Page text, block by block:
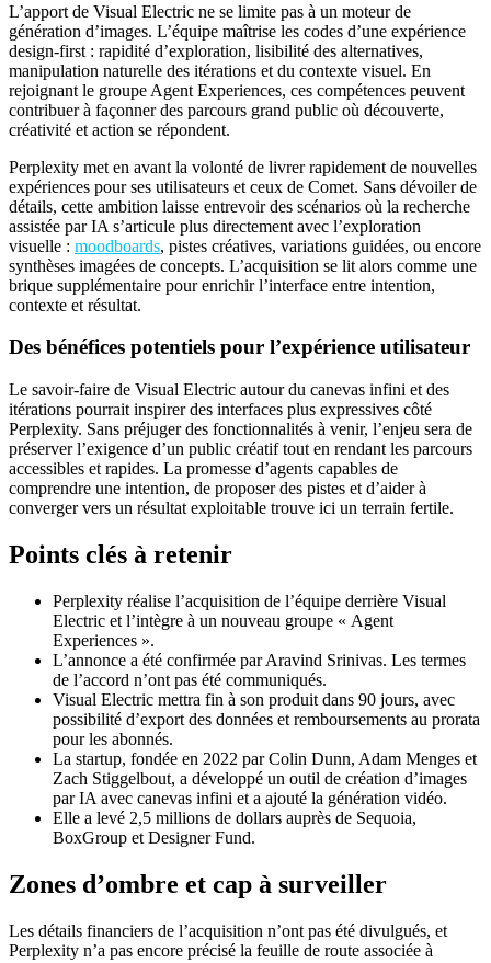
L’apport de Visual Electric ne se limite pas à un moteur de
génération d’images. L’équipe maîtrise les codes d’une expérience
design-first : rapidité d’exploration, lisibilité des alternatives,
manipulation naturelle des itérations et du contexte visuel. En
rejoignant le groupe Agent Experiences, ces compétences peuvent
contribuer à façonner des parcours grand public où découverte,
créativité et action se répondent.
Perplexity met en avant la volonté de livrer rapidement de nouvelles
expériences pour ses utilisateurs et ceux de Comet. Sans dévoiler de
détails, cette ambition laisse entrevoir des scénarios où la recherche
assistée par IA s’articule plus directement avec l’exploration
visuelle : moodboards, pistes créatives, variations guidées, ou encore
synthèses imagées de concepts. L’acquisition se lit alors comme une
brique supplémentaire pour enrichir l’interface entre intention,
contexte et résultat.
Des bénéfices potentiels pour l’expérience utilisateur
Le savoir-faire de Visual Electric autour du canevas infini et des
itérations pourrait inspirer des interfaces plus expressives côté
Perplexity. Sans préjuger des fonctionnalités à venir, l’enjeu sera de
préserver l’exigence d’un public créatif tout en rendant les parcours
accessibles et rapides. La promesse d’agents capables de
comprendre une intention, de proposer des pistes et d’aider à
converger vers un résultat exploitable trouve ici un terrain fertile.
Points clés à retenir
Perplexity réalise l’acquisition de l’équipe derrière Visual
Electric et l’intègre à un nouveau groupe « Agent
Experiences ».
L’annonce a été confirmée par Aravind Srinivas. Les termes
de l’accord n’ont pas été communiqués.
Visual Electric mettra fin à son produit dans 90 jours, avec
possibilité d’export des données et remboursements au prorata
pour les abonnés.
La startup, fondée en 2022 par Colin Dunn, Adam Menges et
Zach Stiggelbout, a développé un outil de création d’images
par IA avec canevas infini et a ajouté la génération vidéo.
Elle a levé 2,5 millions de dollars auprès de Sequoia,
BoxGroup et Designer Fund.
Zones d’ombre et cap à surveiller
Les détails financiers de l’acquisition n’ont pas été divulgués, et
Perplexity n’a pas encore précisé la feuille de route associée à